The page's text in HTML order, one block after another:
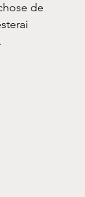
de